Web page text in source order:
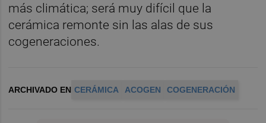
más climática; será muy difícil que la
cerámica remonte sin las alas de sus
cogeneraciones.
ARCHIVADO EN CERÁMICA ACOGEN COGENERACIÓN